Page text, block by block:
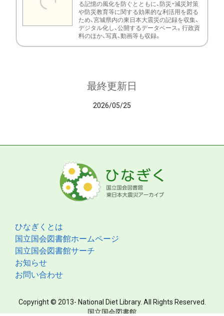
る記憶の風化を防ぐとともに、防災・減災対策
や防災教育等に関する効果的な利活用を図る
ため、宮城県内の東日本大震災の記録を収集、
デジタル化し、公開するデータベース。行政資
料のほか、写真、動画等も収録。
最終更新日
2026/05/25
ひなぎくとは
国立国会図書館ホームページ
国立国会図書館サーチ
お知らせ
お問い合わせ
Copyright © 2013- National Diet Library. All Rights Reserved.